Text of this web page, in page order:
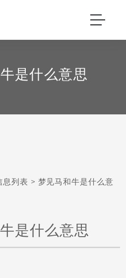
是什么意思
息列表 > 梦见马和牛是什么意
是什么意思